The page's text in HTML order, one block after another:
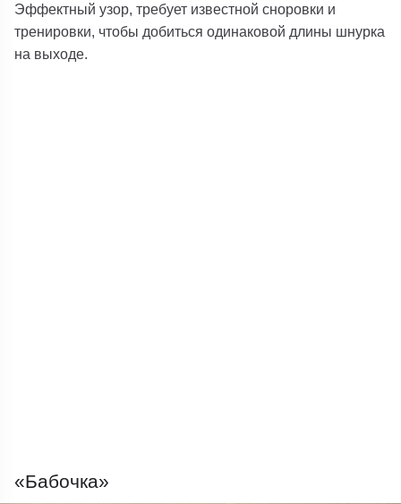
Эффектный узор, требует известной сноровки и
тренировки, чтобы добиться одинаковой длины шнурка
на выходе.
«Бабочка»